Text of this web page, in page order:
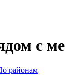
с
районам